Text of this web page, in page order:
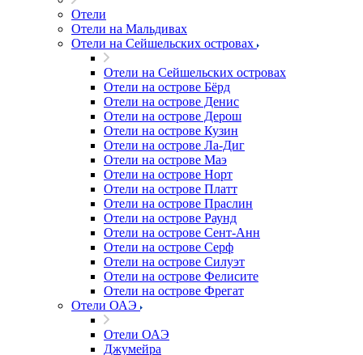
Отели
Отели на Мальдивах
Отели на Сейшельских островах
Отели на Сейшельских островах
Отели на острове Бёрд
Отели на острове Денис
Отели на острове Дерош
Отели на острове Кузин
Отели на острове Ла-Диг
Отели на острове Маэ
Отели на острове Норт
Отели на острове Платт
Отели на острове Праслин
Отели на острове Раунд
Отели на острове Сент-Анн
Отели на острове Серф
Отели на острове Силуэт
Отели на острове Фелисите
Отели на острове Фрегат
Отели ОАЭ
Отели ОАЭ
Джумейра